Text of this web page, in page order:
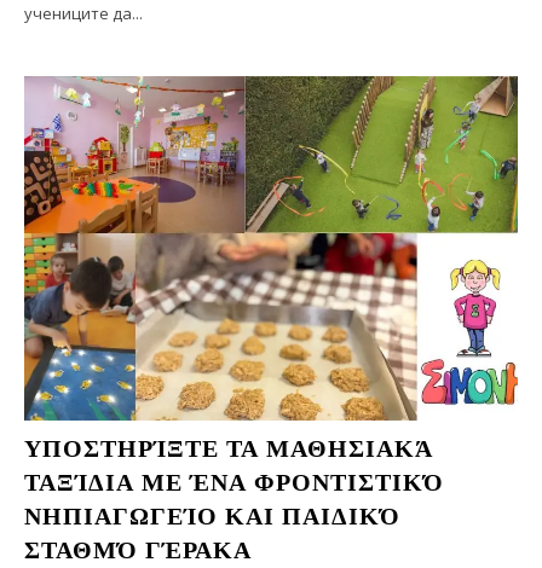
учениците да...
ΥΠΟΣΤΗΡΊΞΤΕ ΤΑ ΜΑΘΗΣΙΑΚΆ
ΤΑΞΊΔΙΑ ΜΕ ΈΝΑ ΦΡΟΝΤΙΣΤΙΚΌ
ΝΗΠΙΑΓΩΓΕΊΟ ΚΑΙ ΠΑΙΔΙΚΌ
ΣΤΑΘΜΌ ΓΈΡΑΚΑ